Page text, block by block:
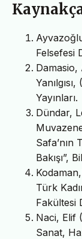
Felsefesi
Damasio,
Yayınları.
Dündar,
Safa’nın
Bakışı”,
Türk
Fakültesi
Naci, Elif
Sanat,